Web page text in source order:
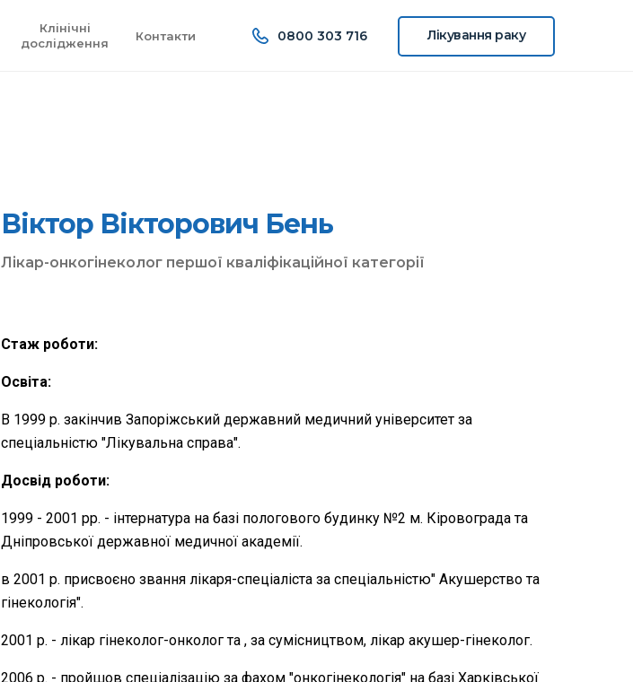
Клінічні
дослідження
Контакти 0800 303 716 Лікування раку
Віктор Вікторович Бень
Лікар-онкогінеколог першої кваліфікаційної категорії
Стаж роботи:
Освіта:
В 1999 р. закінчив Запоріжський державний медичний університет за
спеціальністю "Лікувальна справа".
Досвід роботи:
1999 - 2001 рр. - інтернатура на базі пологового будинку №2 м. Кіровограда та
Дніпровської державної медичної академії.
в 2001 р. присвоєно звання лікаря-спеціаліста за спеціальністю" Акушерство та
гінекологія".
2001 р. - лікар гінеколог-онколог та , за сумісництвом, лікар акушер-гінеколог.
2006 р. - пройшов спеціалізацію за фахом "онкогінекологія" на базі Харківської